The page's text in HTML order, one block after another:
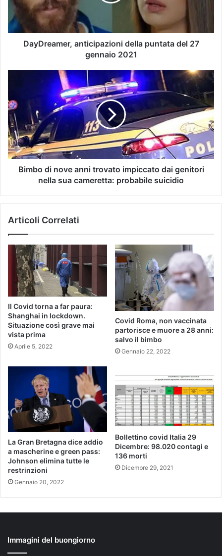
DayDreamer, anticipazioni della puntata del 27
gennaio 2021
Bimbo di nove anni trovato impiccato dai genitori
nella sua cameretta: probabile suicidio
Articoli Correlati
Il Covid torna a far paura:
Shanghai in lockdown.
Situazione così grave mai
vista prima
Aprile 5, 2022
Covid Roma, non vaccinata
partorisce e muore a 28 anni:
salvo il bimbo
Gennaio 22, 2022
La Gran Bretagna dice addio
a mascherine e green pass:
Johnson elimina tutte le
restrinzioni
Gennaio 20, 2022
Bollettino covid Italia 29
Dicembre: 98.020 contagi e
136 morti
Dicembre 29, 2021
Immagini del buongiorno